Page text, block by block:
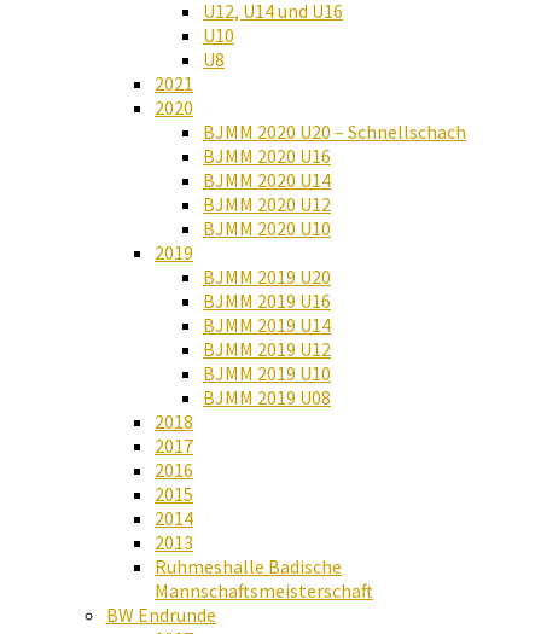
U12, U14 und U16
U10
U8
2021
2020
BJMM 2020 U20 – Schnellschach
BJMM 2020 U16
BJMM 2020 U14
BJMM 2020 U12
BJMM 2020 U10
2019
BJMM 2019 U20
BJMM 2019 U16
BJMM 2019 U14
BJMM 2019 U12
BJMM 2019 U10
BJMM 2019 U08
2018
2017
2016
2015
2014
2013
Ruhmeshalle Badische
Mannschaftsmeisterschaft
BW Endrunde